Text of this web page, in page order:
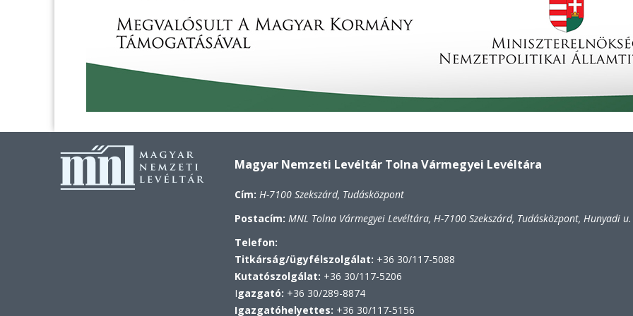
Magyar Nemzeti Levéltár Tolna Vármegyei Levéltára
Cím: H-7100 Szekszárd, Tudásközpont
Postacím: MNL Tolna Vármegyei Levéltára, H-7100 Szekszárd, Tudásközpont, Hunyadi
Telefon:
Titkárság/ügyfélszolgálat: +36 30/117-5088
Kutatószolgálat: +36 30/117-5206
Igazgató: +36 30/289-8874
Igazgatóhelyettes: +36 30/117-5156